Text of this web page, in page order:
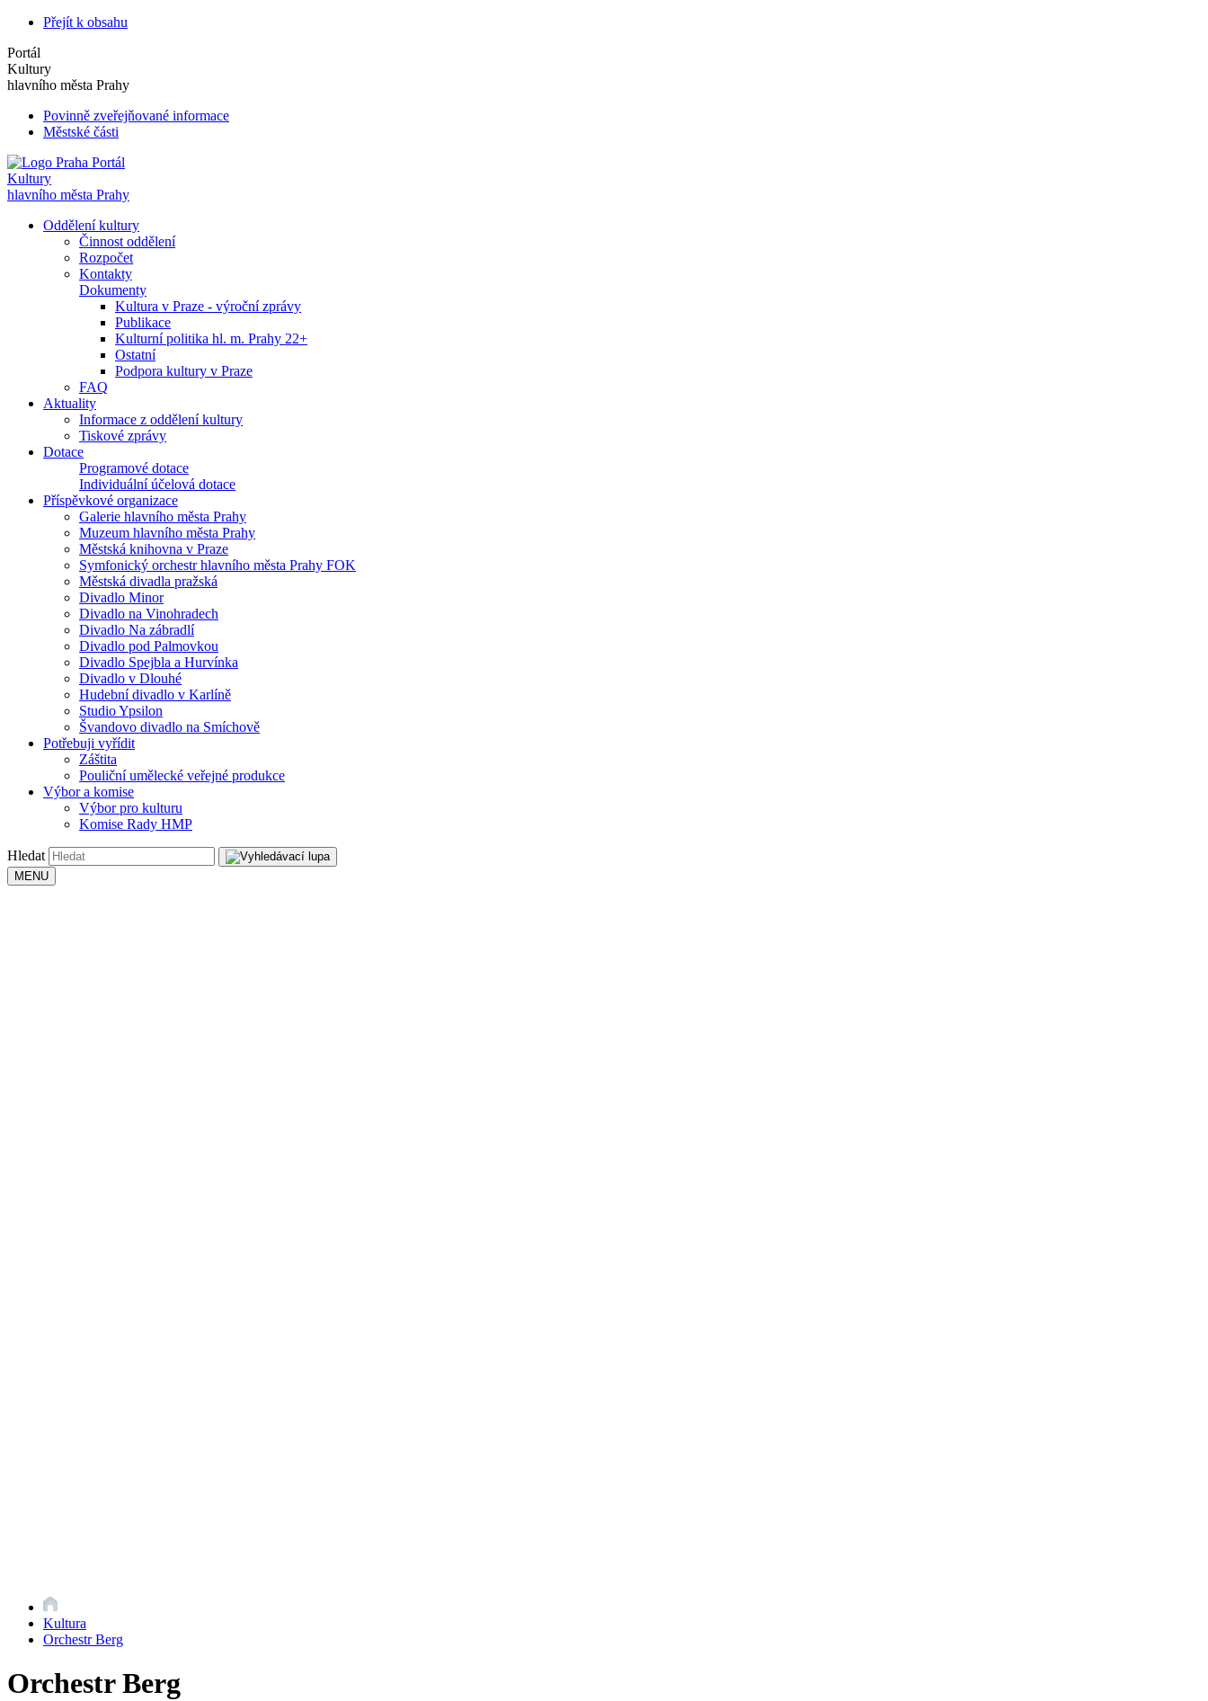
Přejít k obsahu
Portál
Kultury
hlavního města Prahy
Povinně zveřejňované informace
Městské části
Portál
Kultury
hlavního města Prahy
Oddělení kultury
Činnost oddělení
Rozpočet
Kontakty
Dokumenty
Kultura v Praze - výroční zprávy
Publikace
Kulturní politika hl. m. Prahy 22+
Ostatní
Podpora kultury v Praze
FAQ
Aktuality
Informace z oddělení kultury
Tiskové zprávy
Dotace
Programové dotace
Individuální účelová dotace
Příspěvkové organizace
Galerie hlavního města Prahy
Muzeum hlavního města Prahy
Městská knihovna v Praze
Symfonický orchestr hlavního města Prahy FOK
Městská divadla pražská
Divadlo Minor
Divadlo na Vinohradech
Divadlo Na zábradlí
Divadlo pod Palmovkou
Divadlo Spejbla a Hurvínka
Divadlo v Dlouhé
Hudební divadlo v Karlíně
Studio Ypsilon
Švandovo divadlo na Smíchově
Potřebuji vyřídit
Záštita
Pouliční umělecké veřejné produkce
Výbor a komise
Výbor pro kulturu
Komise Rady HMP
Hledat
MENU
Kultura
Orchestr Berg
Orchestr Berg